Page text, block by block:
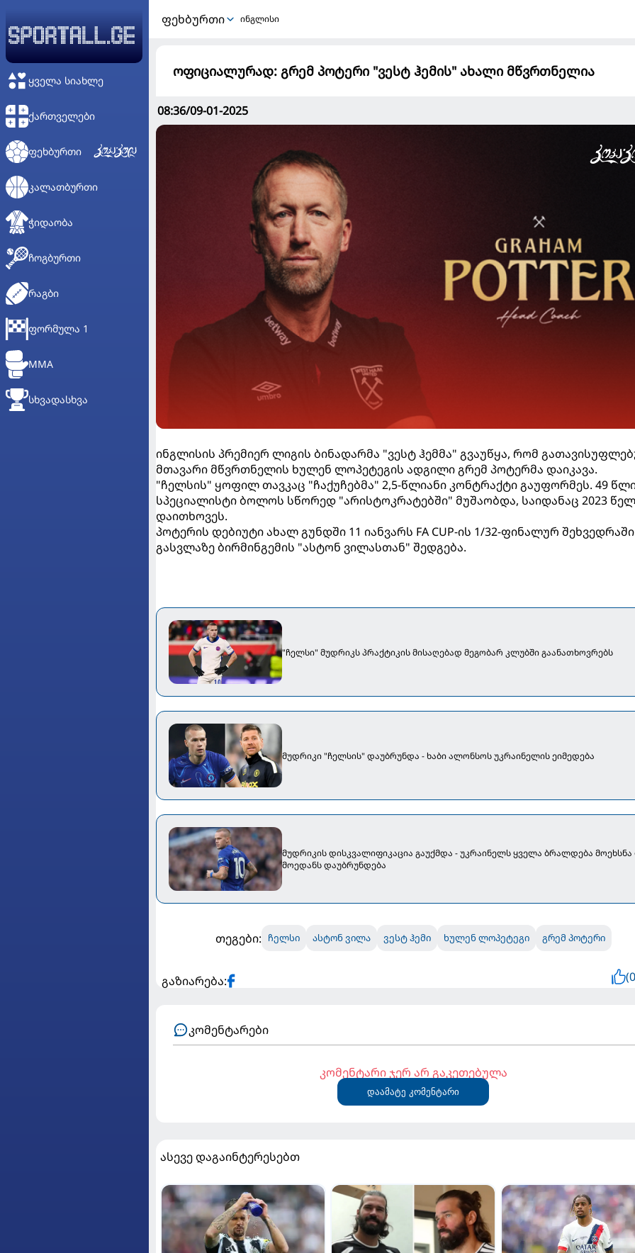
ᲧᲕᲔᲚᲐ ᲡᲘᲐᲮᲚᲔ
ᲥᲐᲠᲗᲕᲔᲚᲔᲑᲘ
ᲤᲔᲮᲑᲣᲠᲗᲘ
ᲙᲐᲚᲐᲗᲑᲣᲠᲗᲘ
ᲭᲘᲓᲐᲝᲑᲐ
ᲩᲝᲒᲑᲣᲠᲗᲘ
ᲠᲐᲒᲑᲘ
ᲤᲝᲠᲛᲣᲚᲐ 1
MMA
ᲡᲮᲕᲐᲓᲐᲡᲮᲕᲐ
ᲤᲔᲮᲑᲣᲠᲗᲘ ინგლისი
ოფიციალურად: გრემ პოტერი "ვესტ ჰემის" ახალი მწვრთნელია
08:36/09-01-2025
ინგლისის პრემიერ ლიგის ბინადარმა "ვესტ ჰემმა" გვაუწყა, რომ
მთავარი მწვრთნელის ხულენ ლოპეტეგის ადგილი გრემ პოტერმა დაიკავა.
"ჩელსის" ყოფილ თავკაც "ჩაქუჩებმა" 2,5-წლიანი კონტრაქტი გაუფორმეს. 49
სპეციალისტი ბოლოს სწორედ "არისტოკრატებში" მუშაობდა, საიდანაც 2023
დაითხოვეს.
პოტერის დებიუტი ახალ გუნდში 11 იანვარს FA CUP-ის 1/32-ფინალურ შეხვედრაში
გასვლაზე ბირმინგემის "ასტონ ვილასთან" შედგება.
"ჩელსი" მუდრიკს პრაქტიკის მისაღებად მეგობარ კლუბში გაანათხოვრებს
მუდრიკი "ჩელსის" დაუბრუნდა - ხაბი ალონსოს უკრაინელის ეიმედება
მუდრიკის დისკვალიფიკაცია გაუქმდა - უკრაინელს ყველა ბრალდება
მოედანს დაუბრუნდება
თეგები: ჩელსი ასტონ ვილა ვესტ ჰემი ხულენ ლოპეტეგი გრემ პოტერი
გაზიარება:
კომენტარები
კომენტარი ჯერ არ გაკეთებულა
დაამატე კომენტარი
ასევე დაგაინტერესებთ